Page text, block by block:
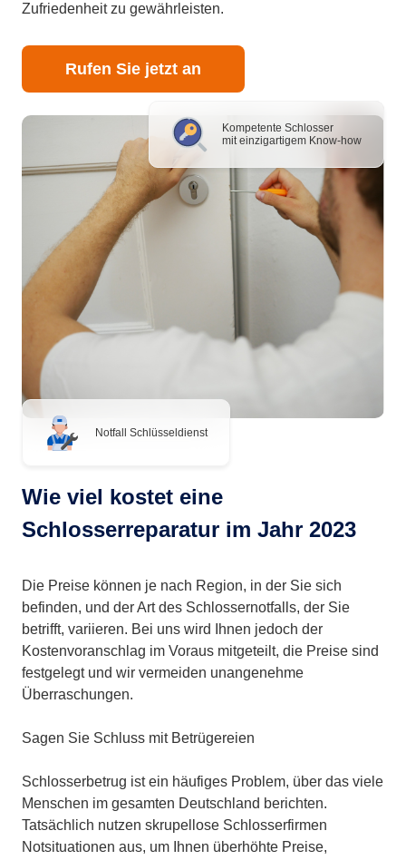
Kompetente Schlosser
mit einzigartigem Know-how
Notfall Schlüsseldienst
Zufriedenheit zu gewährleisten.
Rufen Sie jetzt an
Wie viel kostet eine
Schlosserreparatur im Jahr 2023
Die Preise können je nach Region, in der Sie sich
befinden, und der Art des Schlossernotfalls, der Sie
betrifft, variieren. Bei uns wird Ihnen jedoch der
Kostenvoranschlag im Voraus mitgeteilt, die Preise sind
festgelegt und wir vermeiden unangenehme
Überraschungen.
Sagen Sie Schluss mit Betrügereien
Schlosserbetrug ist ein häufiges Problem, über das viele
Menschen im gesamten Deutschland berichten.
Tatsächlich nutzen skrupellose Schlosserfirmen
Notsituationen aus, um Ihnen überhöhte Preise,